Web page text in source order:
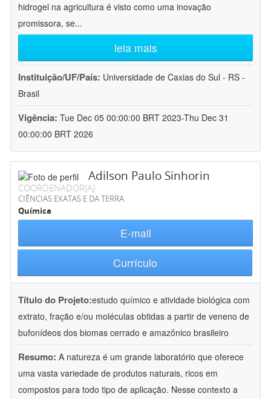
hidrogel na agricultura é visto como uma inovação
promissora, se...
leia mais
Instituição/UF/País: Universidade de Caxias do Sul - RS -
Brasil
Vigência: Tue Dec 05 00:00:00 BRT 2023-Thu Dec 31
00:00:00 BRT 2026
Adilson Paulo Sinhorin
COORDENADOR(A)
CIÊNCIAS EXATAS E DA TERRA
Química
E-mail
Currículo
Título do Projeto:estudo químico e atividade biológica com
extrato, fração e/ou moléculas obtidas a partir de veneno de
bufonídeos dos biomas cerrado e amazônico brasileiro
Resumo: A natureza é um grande laboratório que oferece
uma vasta variedade de produtos naturais, ricos em
compostos para todo tipo de aplicação. Nesse contexto a